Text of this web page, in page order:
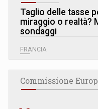
Taglio delle tasse
miraggio o realtà?
sondaggi
FRANCIA
Commissione